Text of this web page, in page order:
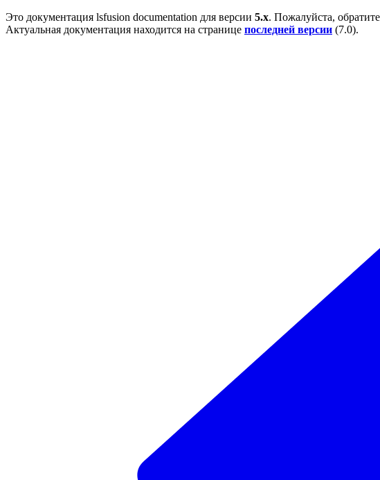
Это документация lsfusion documentation для версии 5.x. Пожалуйста,
Актуальная документация находится на странице последней версии (7.0).